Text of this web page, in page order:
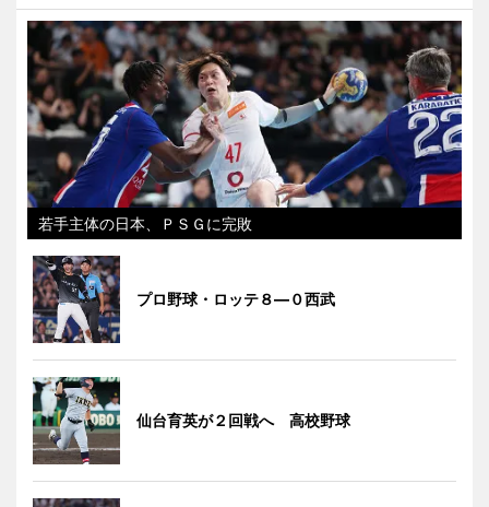
若手主体の日本、ＰＳＧに完敗
プロ野球・ロッテ８―０西武
仙台育英が２回戦へ 高校野球